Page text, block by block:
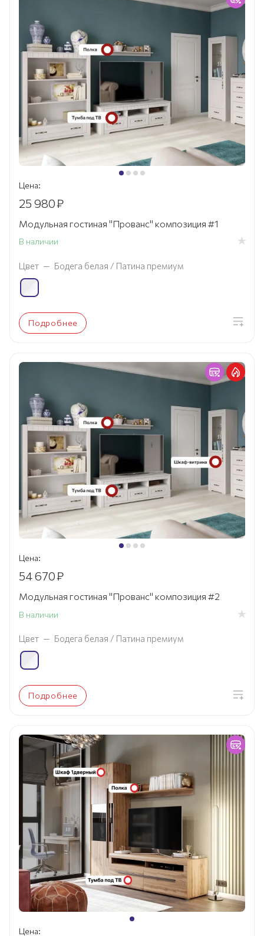
Цена:
25 980₽
Модульная гостиная "Прованс" композиция #1
В наличии
Цвет — Бодега белая / Патина премиум
Подробнее
Цена:
54 670₽
Модульная гостиная "Прованс" композиция #2
В наличии
Цвет — Бодега белая / Патина премиум
Подробнее
Цена: